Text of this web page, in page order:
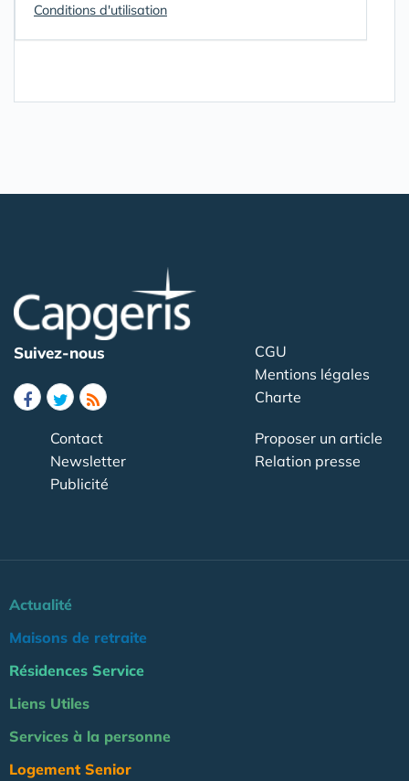
Conditions d'utilisation
Suivez-nous
CGU
Mentions légales
Charte
Contact
Newsletter
Publicité
Proposer un article
Relation presse
Actualité
Maisons de retraite
Résidences Service
Liens Utiles
Services à la personne
Logement Senior